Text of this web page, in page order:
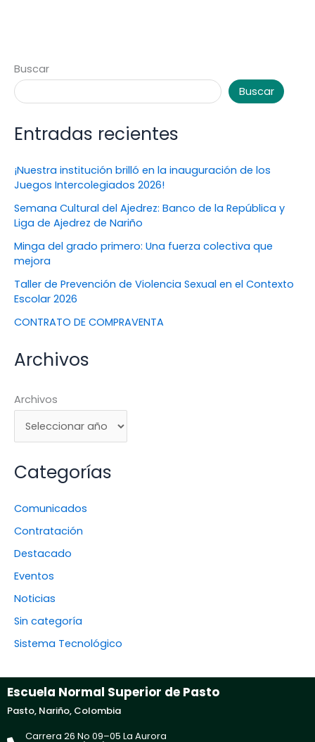
Buscar
Buscar
Entradas recientes
¡Nuestra institución brilló en la inauguración de los
Juegos Intercolegiados 2026!
Semana Cultural del Ajedrez: Banco de la República y
Liga de Ajedrez de Nariño
Minga del grado primero: Una fuerza colectiva que
mejora
Taller de Prevención de Violencia Sexual en el Contexto
Escolar 2026
CONTRATO DE COMPRAVENTA
Archivos
Archivos
Categorías
Comunicados
Contratación
Destacado
Eventos
Noticias
Sin categoría
Sistema Tecnológico
Escuela Normal Superior de Pasto
Pasto, Nariño, Colombia
Carrera 26 No 09–05 La Aurora